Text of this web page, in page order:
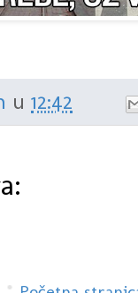
u 12:42